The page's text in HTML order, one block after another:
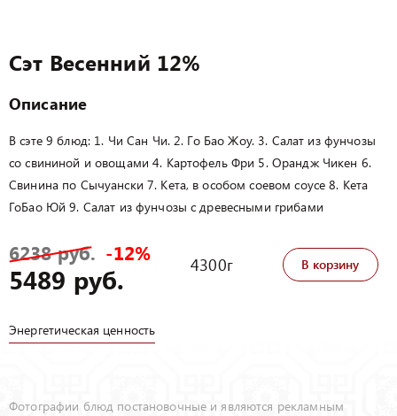
Сэт Весенний 12%
Описание
В сэте 9 блюд: 1. Чи Сан Чи. 2. Го Бао Жоу. 3. Салат из фунчозы
со свининой и овощами 4. Картофель Фри 5. Орандж Чикен 6.
Свинина по Сычуански 7. Кета, в особом соевом соусе 8. Кета
ГоБао Юй 9. Салат из фунчозы с древесными грибами
6238 руб. -12%
5489 руб. 4300г В корзину
Энергетическая ценность
Фотографии блюд постановочные и являются рекламным